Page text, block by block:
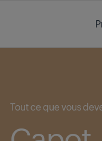
Tout ce que vous